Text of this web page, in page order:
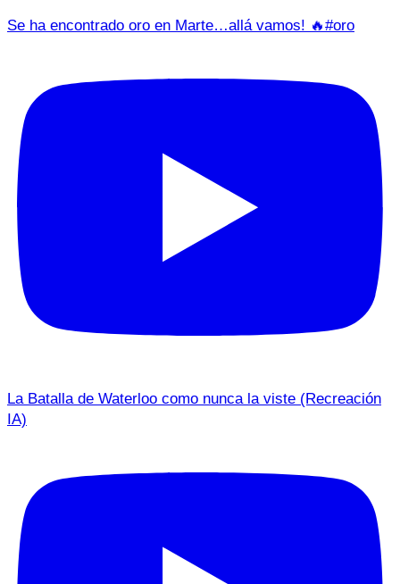
Se ha encontrado oro en Marte…allá vamos! 🔥#oro
La Batalla de Waterloo como nunca la viste (Recreación
IA)